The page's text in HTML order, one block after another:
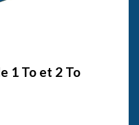
1 To et 2 To